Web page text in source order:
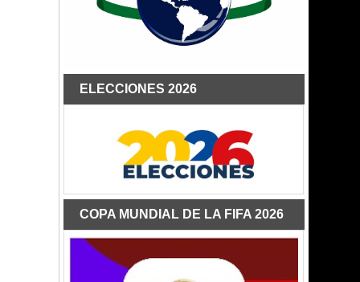
ELECCIONES 2026
COPA MUNDIAL DE LA FIFA 2026